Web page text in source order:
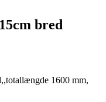
bred
1600 mm,